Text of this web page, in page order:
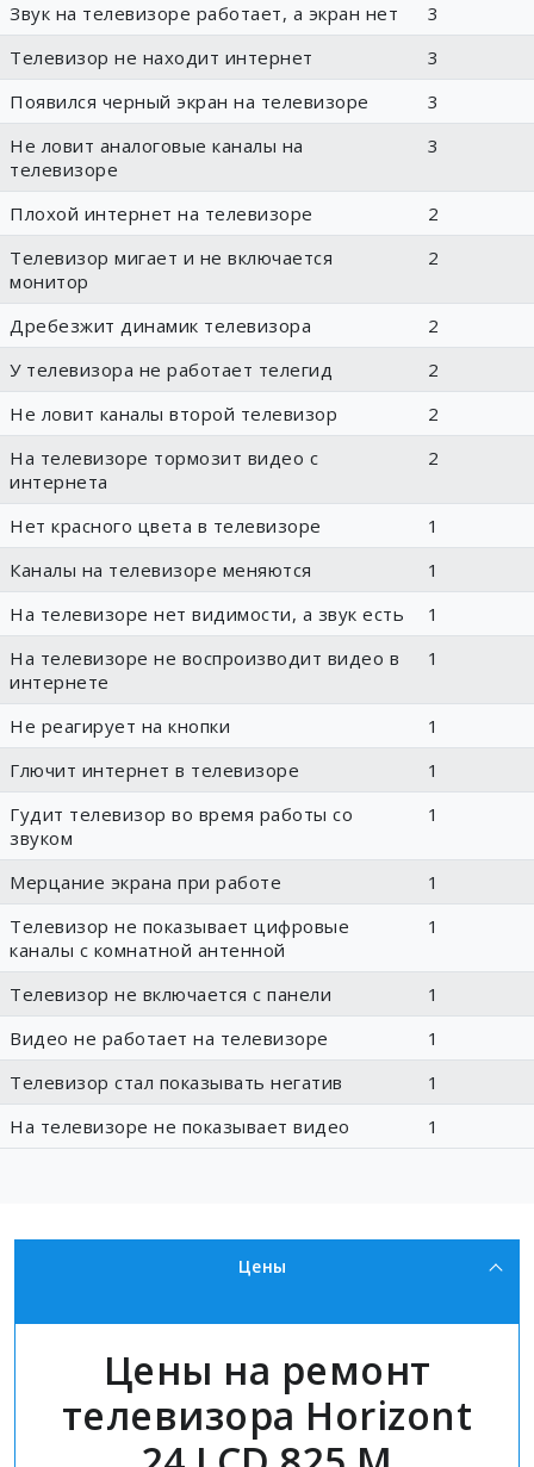
Звук на телевизоре работает, а экран нет
3
Телевизор не находит интернет
3
Появился черный экран на телевизоре
3
Не ловит аналоговые каналы на
телевизоре
3
Плохой интернет на телевизоре
2
Телевизор мигает и не включается
монитор
2
Дребезжит динамик телевизора
2
У телевизора не работает телегид
2
Не ловит каналы второй телевизор
2
На телевизоре тормозит видео с
интернета
2
Нет красного цвета в телевизоре
1
Каналы на телевизоре меняются
1
На телевизоре нет видимости, а звук есть
1
На телевизоре не воспроизводит видео в
интернете
1
Не реагирует на кнопки
1
Глючит интернет в телевизоре
1
Гудит телевизор во время работы со
звуком
1
Мерцание экрана при работе
1
Телевизор не показывает цифровые
каналы с комнатной антенной
1
Телевизор не включается с панели
1
Видео не работает на телевизоре
1
Телевизор стал показывать негатив
1
На телевизоре не показывает видео
1
Цены
Цены на ремонт
телевизора Horizont